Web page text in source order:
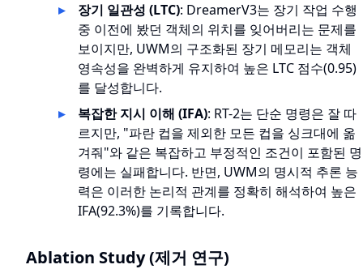
장기 일관성 (LTC): DreamerV3는 장기 작업 수행
중 이전에 봤던 객체의 위치를 잊어버리는 문제를
보이지만, UWM의 구조화된 장기 메모리는 객체
영속성을 완벽하게 유지하여 높은 LTC 점수(0.95)
를 달성합니다.
복잡한 지시 이해 (IFA): RT-2는 단순 명령은 잘 따
르지만, "파란 컵을 제외한 모든 컵을 싱크대에 옮
겨줘"와 같은 복잡하고 부정적인 조건이 포함된 명
령에는 실패합니다. 반면, UWM의 명시적 추론 능
력은 이러한 논리적 관계를 정확히 해석하여 높은
IFA(92.3%)를 기록합니다.
Ablation Study (제거 연구)